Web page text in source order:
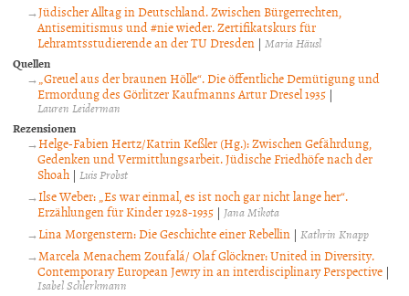
Jüdischer Alltag in Deutschland. Zwischen Bürgerrechten,
Antisemitismus und #nie wieder. Zertifikatskurs für
Lehramtsstudierende an der TU Dresden | Maria Häusl
Quellen
„Greuel aus der braunen Hölle“. Die öffentliche Demütigung und
Ermordung des Görlitzer Kaufmanns Artur Dresel 1935 |
Lauren Leiderman
Rezensionen
Helge-Fabien Hertz/Katrin Keßler (Hg.): Zwischen Gefährdung,
Gedenken und Vermittlungsarbeit. Jüdische Friedhöfe nach der
Shoah | Luis Probst
Ilse Weber: „Es war einmal, es ist noch gar nicht lange her“.
Erzählungen für Kinder 1928-1935 | Jana Mikota
Lina Morgenstern: Die Geschichte einer Rebellin |Kathrin Knapp
Marcela Menachem Zoufalá/ Olaf Glöckner: United in Diversity.
Contemporary European Jewry in an interdisciplinary Perspective |
Isabel Schlerkmann